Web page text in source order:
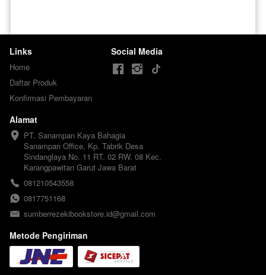
Links
Home
Daftar Produk
Konfirmasi Pembayaran
Social Media
Alamat
PT. Sanampan Kaya Bahagia
Sanampan Office, Kp. Tabrik Desa
Sindanglaya No. 11 RT. 02 RW. 08 Kec.
Karangpawitan Garut Jawa Barat
081210543558
0817751168
sumberrezekibookstore.id@gmail.com
Metode Pengiriman